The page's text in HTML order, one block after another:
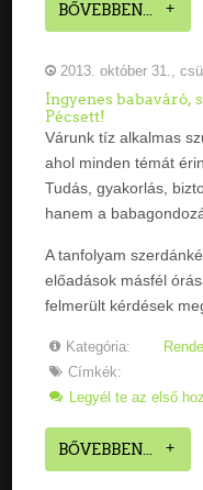
BŐVEBBEN...
2013. október 31.,
Ingyenes babaváró,
Pécsett!
Várunk tíz alkalmas
ahol minden témát
Tudás, gyakorlás,
hanem a
A tanfolyam
előadások másfél
felmerült kérdések
Kategória:
Címkék:
Legyél te az első
BŐVEBBEN...